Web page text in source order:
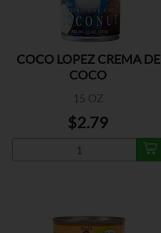
COCO LOPEZ CREMA DE
COCO
15 OZ
$2.79